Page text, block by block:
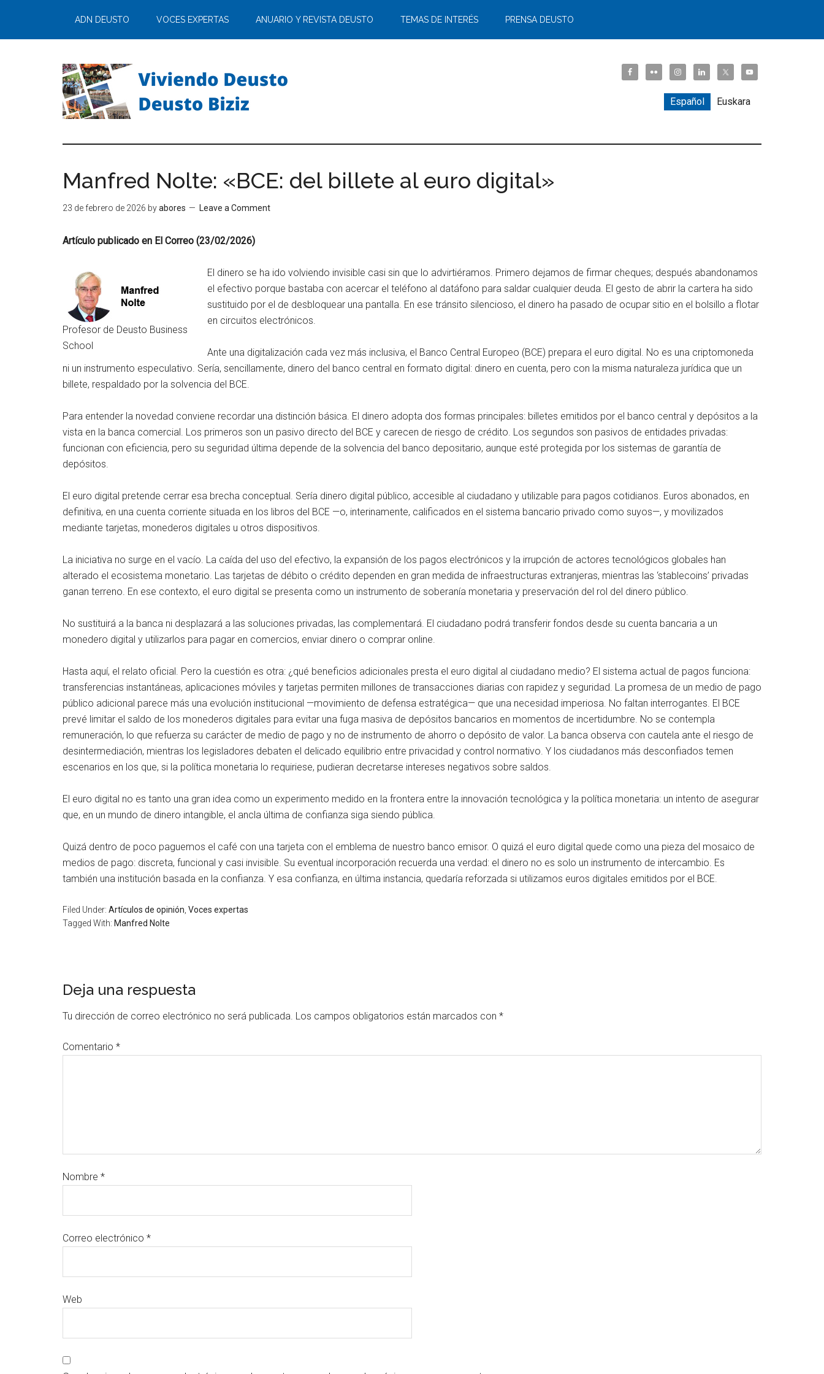
ADN DEUSTO VOCES EXPERTAS ANUARIO Y REVISTA DEUSTO TEMAS DE INTERÉS PRENSA DEUSTO
Español Euskara
Manfred Nolte: «BCE: del billete al euro digital»
23 de febrero de 2026 byabores Leave a Comment
Artículo publicado en El Correo (23/02/2026)
Profesor de Deusto Business
School
El dinero se ha ido volviendo invisible casi sin que lo advirtiéramos. Primero dejamos de firmar cheques; después abandonamos
el efectivo porque bastaba con acercar el teléfono al datáfono para saldar cualquier deuda. El gesto de abrir la cartera ha sido
sustituido por el de desbloquear una pantalla. En ese tránsito silencioso, el dinero ha pasado de ocupar sitio en el bolsillo a flotar
en circuitos electrónicos.
Ante una digitalización cada vez más inclusiva, el Banco Central Europeo (BCE) prepara el euro digital. No es una criptomoneda
ni un instrumento especulativo. Sería, sencillamente, dinero del banco central en formato digital: dinero en cuenta, pero con la misma naturaleza jurídica que un
billete, respaldado por la solvencia del BCE.
Para entender la novedad conviene recordar una distinción básica. El dinero adopta dos formas principales: billetes emitidos por el banco central y depósitos a la
vista en la banca comercial. Los primeros son un pasivo directo del BCE y carecen de riesgo de crédito. Los segundos son pasivos de entidades privadas:
funcionan con eficiencia, pero su seguridad última depende de la solvencia del banco depositario, aunque esté protegida por los sistemas de garantía de
depósitos.
El euro digital pretende cerrar esa brecha conceptual. Sería dinero digital público, accesible al ciudadano y utilizable para pagos cotidianos. Euros abonados, en
definitiva, en una cuenta corriente situada en los libros del BCE —o, interinamente, calificados en el sistema bancario privado como suyos—, y movilizados
mediante tarjetas, monederos digitales u otros dispositivos.
La iniciativa no surge en el vacío. La caída del uso del efectivo, la expansión de los pagos electrónicos y la irrupción de actores tecnológicos globales han
alterado el ecosistema monetario. Las tarjetas de débito o crédito dependen en gran medida de infraestructuras extranjeras, mientras las ‘stablecoins’ privadas
ganan terreno. En ese contexto, el euro digital se presenta como un instrumento de soberanía monetaria y preservación del rol del dinero público.
No sustituirá a la banca ni desplazará a las soluciones privadas, las complementará. El ciudadano podrá transferir fondos desde su cuenta bancaria a un
monedero digital y utilizarlos para pagar en comercios, enviar dinero o comprar online.
Hasta aquí, el relato oficial. Pero la cuestión es otra: ¿qué beneficios adicionales presta el euro digital al ciudadano medio? El sistema actual de pagos funciona:
transferencias instantáneas, aplicaciones móviles y tarjetas permiten millones de transacciones diarias con rapidez y seguridad. La promesa de un medio de pago
público adicional parece más una evolución institucional —movimiento de defensa estratégica— que una necesidad imperiosa. No faltan interrogantes. El BCE
prevé limitar el saldo de los monederos digitales para evitar una fuga masiva de depósitos bancarios en momentos de incertidumbre. No se contempla
remuneración, lo que refuerza su carácter de medio de pago y no de instrumento de ahorro o depósito de valor. La banca observa con cautela ante el riesgo de
desintermediación, mientras los legisladores debaten el delicado equilibrio entre privacidad y control normativo. Y los ciudadanos más desconfiados temen
escenarios en los que, si la política monetaria lo requiriese, pudieran decretarse intereses negativos sobre saldos.
El euro digital no es tanto una gran idea como un experimento medido en la frontera entre la innovación tecnológica y la política monetaria: un intento de asegurar
que, en un mundo de dinero intangible, el ancla última de confianza siga siendo pública.
Quizá dentro de poco paguemos el café con una tarjeta con el emblema de nuestro banco emisor. O quizá el euro digital quede como una pieza del mosaico de
medios de pago: discreta, funcional y casi invisible. Su eventual incorporación recuerda una verdad: el dinero no es solo un instrumento de intercambio. Es
también una institución basada en la confianza. Y esa confianza, en última instancia, quedaría reforzada si utilizamos euros digitales emitidos por el BCE.
Filed Under: Artículos de opinión Voces expertas
Tagged With: Manfred Nolte
Deja una respuesta
Tu dirección de correo electrónico no será publicada. Los campos obligatorios están marcados con *
Comentario *
Nombre *
Correo electrónico *
Web